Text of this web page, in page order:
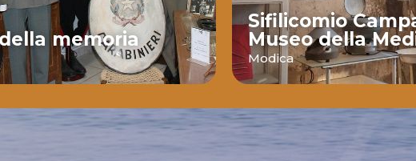
memoria
Sifilicomio
Museo della
Modica